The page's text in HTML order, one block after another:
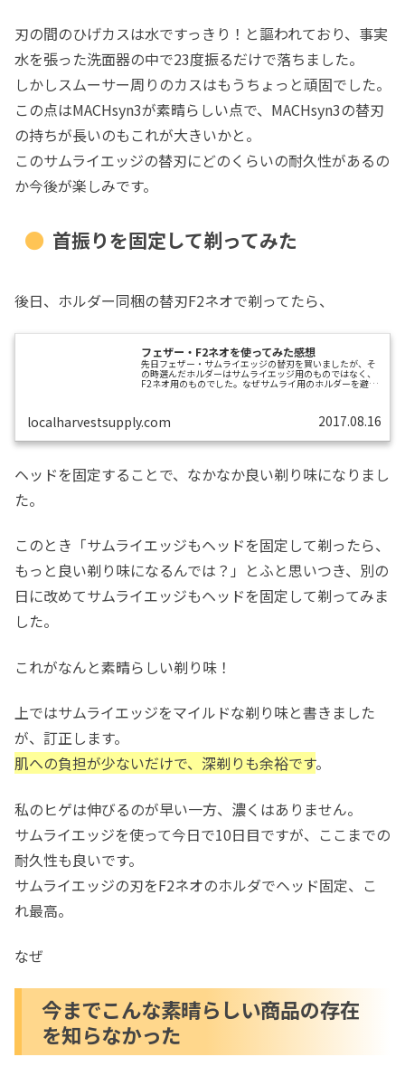
刃の間のひげカスは水ですっきり！と謳われており、事実
水を張った洗面器の中で23度振るだけで落ちました。
しかしスムーサー周りのカスはもうちょっと頑固でした。
この点はMACHsyn3が素晴らしい点で、MACHsyn3の替刃
の持ちが長いのもこれが大きいかと。
このサムライエッジの替刃にどのくらいの耐久性があるの
か今後が楽しみです。
首振りを固定して剃ってみた
後日、ホルダー同梱の替刃F2ネオで剃ってたら、
フェザー・F2ネオを使ってみた感想
先日フェザー・サムライエッジの替刃を買いましたが、そ
の時選んだホルダーはサムライエッジ用のものではなく、
F2ネオ用のものでした。なぜサムライ用のホルダーを避け
が同梱されていました。今回は、その替刃をそのF2ネオに
ところ、最初は、追い込むにはヘッドの替刃を寝かせた角
localharvestsupply.com 2017.08.16
ヘッドを固定することで、なかなか良い剃り味になりまし
た。
このとき「サムライエッジもヘッドを固定して剃ったら、
もっと良い剃り味になるんでは？」とふと思いつき、別の
日に改めてサムライエッジもヘッドを固定して剃ってみま
した。
これがなんと素晴らしい剃り味！
上ではサムライエッジをマイルドな剃り味と書きました
が、訂正します。
肌への負担が少ないだけで、深剃りも余裕です。
私のヒゲは伸びるのが早い一方、濃くはありません。
サムライエッジを使って今日で10日目ですが、ここまでの
耐久性も良いです。
サムライエッジの刃をF2ネオのホルダでヘッド固定、こ
れ最高。
なぜ
今までこんな素晴らしい商品の存在
を知らなかった